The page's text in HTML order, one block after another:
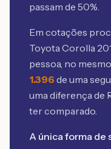
passam de 50%.
Em cotações
Toyota Corolla
pessoa, no
1.396 de uma
uma diferença de
ter comparado.
A única forma de